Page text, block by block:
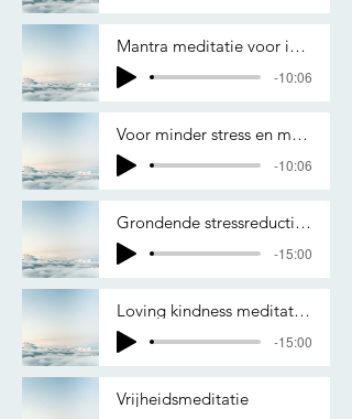
Mantra meditatie voor instant stressvermindering
-10:06
Voor minder stress en meer energie
-10:06
Grondende stressreductie voor bedtijd
-15:00
Loving kindness meditatie II
-15:00
Vrijheidsmeditatie